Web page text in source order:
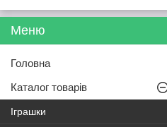
Головна
Каталог товарів
Іграшки